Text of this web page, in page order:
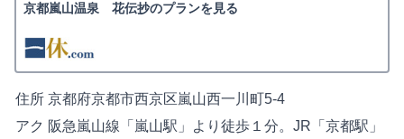
京都嵐山温泉 花伝抄のプランを見る
住所 京都府京都市西京区嵐山西一川町5-4
アク 阪急嵐山線「嵐山駅」より徒歩１分。JR「京都駅」